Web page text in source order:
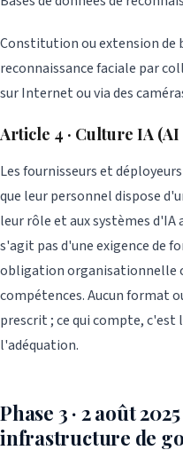
Constitution ou extension de
reconnaissance faciale par
sur Internet ou via des
Article 4 · Culture IA
Les fournisseurs et
que leur personnel dispose
leur rôle et aux systèmes
s'agit pas d'une exigence de
obligation organisationnelle
compétences. Aucun format
prescrit ; ce qui compte,
l'adéquation.
Phase 3 · 2 août
infrastructure de